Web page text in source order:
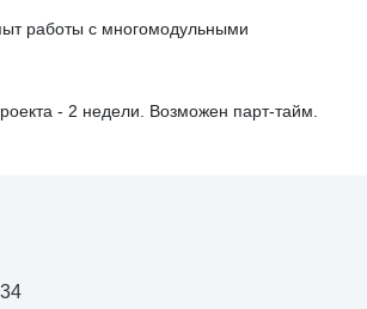
работы с многомодульными
- 2 недели. Возможен парт-тайм.